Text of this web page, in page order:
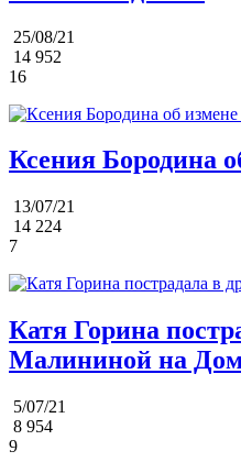
25/08/21
14 952
16
Ксения Бородина
13/07/21
14 224
7
Катя Горина
Малининой на
5/07/21
8 954
9